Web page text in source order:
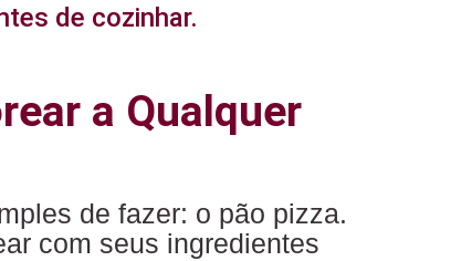
de cozinhar.
a Qualquer
de fazer: o pão pizza.
com seus ingredientes